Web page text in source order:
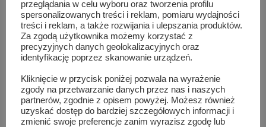
przeglądania w celu wyboru oraz tworzenia profilu
spersonalizowanych treści i reklam, pomiaru wydajności
treści i reklam, a także rozwijania i ulepszania produktów.
Za zgodą użytkownika możemy korzystać z
precyzyjnych danych geolokalizacyjnych oraz
identyfikację poprzez skanowanie urządzeń.
Kliknięcie w przycisk poniżej pozwala na wyrażenie
zgody na przetwarzanie danych przez nas i naszych
partnerów, zgodnie z opisem powyżej. Możesz również
uzyskać dostęp do bardziej szczegółowych informacji i
zmienić swoje preferencje zanim wyrazisz zgodę lub